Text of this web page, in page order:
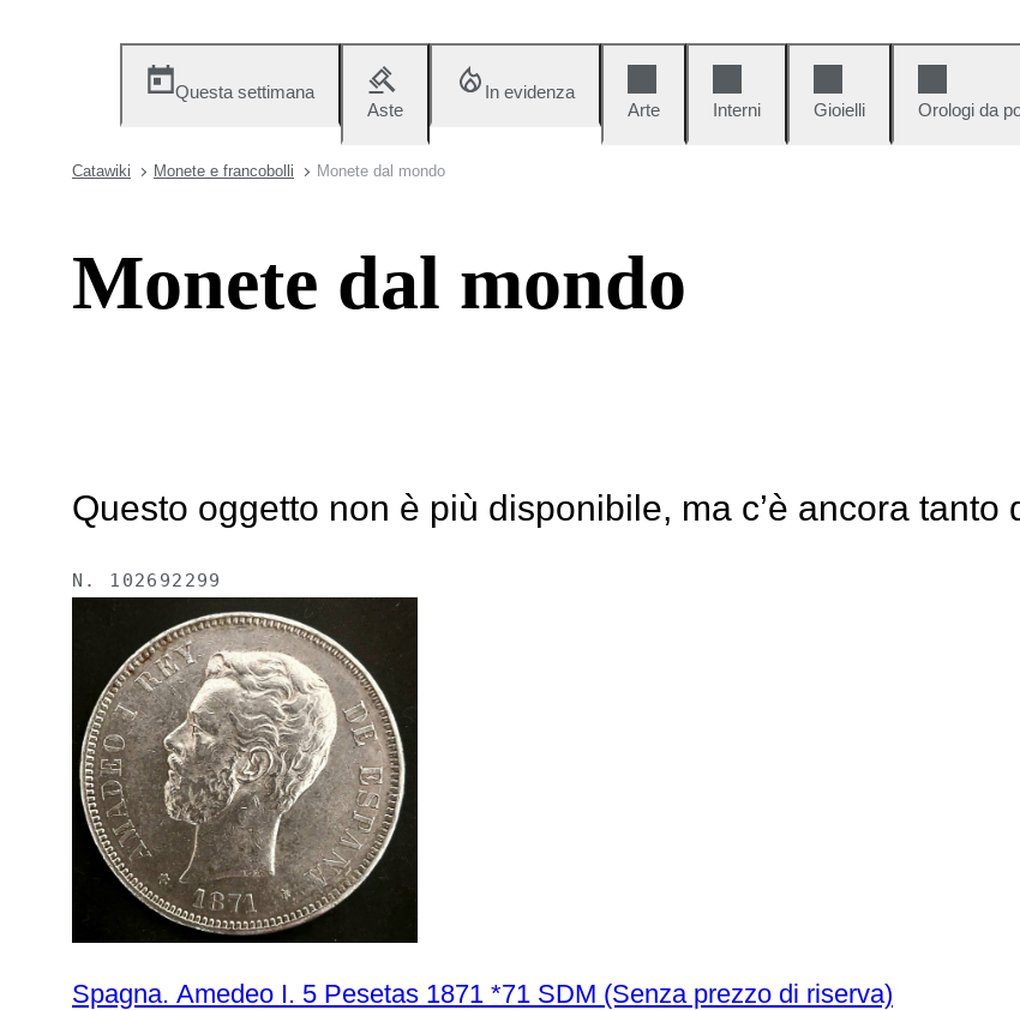
Questa settimana
Aste
In evidenza
Arte
Interni Gioielli Orologi da
Catawiki Monete e francobolli Monete dal mondo
Monete dal mondo
Questo oggetto non è più disponibile, ma c’è ancora tanto
N. 102692299
Spagna. Amedeo I. 5 Pesetas 1871 *71 SDM (Senza prezzo di riserva)